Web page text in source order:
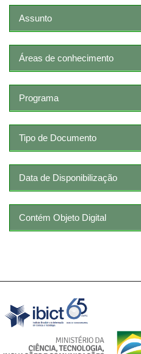
Assunto
Áreas de conhecimento
Programa
Tipo de Documento
Data de Disponibilização
Contém Objeto Digital